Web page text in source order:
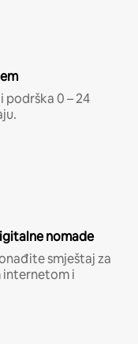
podrška 0 – 24
nomade
smještaj za
internetom i